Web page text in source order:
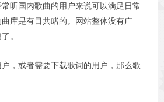
听国内歌曲的用户来说可以满足日常
库是有目共睹的。网站整体没有广
。
，或者需要下载歌词的用户，那么歌